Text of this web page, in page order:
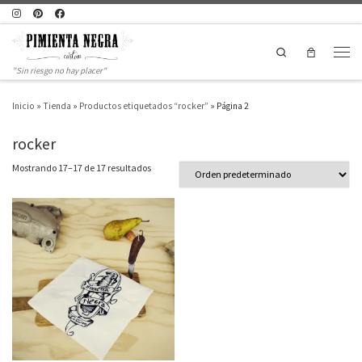
Saltar al contenido
"Sin riesgo no hay placer"
Search
Inicio » Tienda » Productos etiquetados “rocker” » Página 2
rocker
Mostrando 17–17 de 17 resultados